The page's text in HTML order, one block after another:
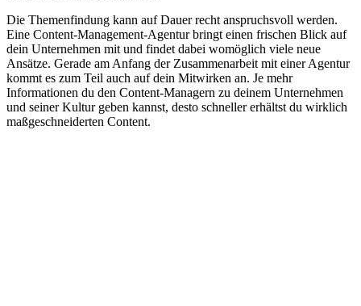
Die Themenfindung kann auf Dauer recht anspruchsvoll werden.
Eine Content-Management-Agentur bringt einen frischen Blick auf
dein Unternehmen mit und findet dabei womöglich viele neue
Ansätze. Gerade am Anfang der Zusammenarbeit mit einer Agentur
kommt es zum Teil auch auf dein Mitwirken an. Je mehr
Informationen du den Content-Managern zu deinem Unternehmen
und seiner Kultur geben kannst, desto schneller erhältst du wirklich
maßgeschneiderten Content.